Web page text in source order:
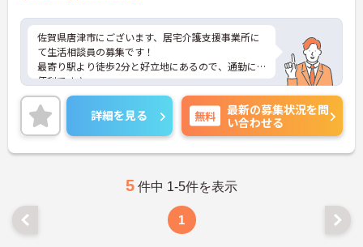
佐賀県唐津市にございます、居宅介護支援事業所に
て生活相談員の募集です！
最寄り駅より徒歩2分と好立地にあるので、通勤に
便利です♪
育児休暇制度がありますので、ライフステージに応
じて長くお仕事を続けていくことができます◎
ご興味のある方は、マイナビ介護職までお問い合わ
せください。
詳細を見る 無料
最新の募集状況を問
い合わせる
5 件中 1-5件を表示
1